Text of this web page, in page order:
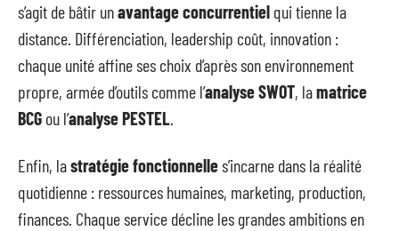
s’agit de bâtir unavantage concurrentiel qui tienne la
distance. Différenciation, leadership coût, innovation :
chaque unité affine ses choix d’après son environnement
propre, armée d’outils comme l’analyse SWOT, lamatrice
BCG ou l’analyse PESTEL.
Enfin, lastratégie fonctionnelles’incarne dans la réalité
quotidienne : ressources humaines, marketing, production,
finances. Chaque service décline les grandes ambitions en